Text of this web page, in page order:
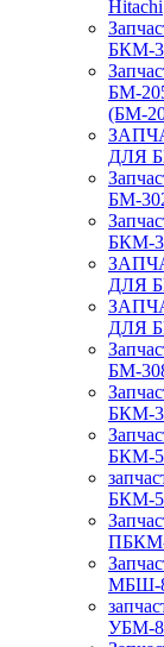
Hitachi
БКМ-
БМ-
(БМ-
ДЛЯ
БМ-
БКМ-
ДЛЯ
ДЛЯ
БМ-
БКМ-
БКМ-
БКМ-
ПБКМ-
МБШ-
УБМ-